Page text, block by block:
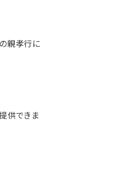
親孝行に
供できま